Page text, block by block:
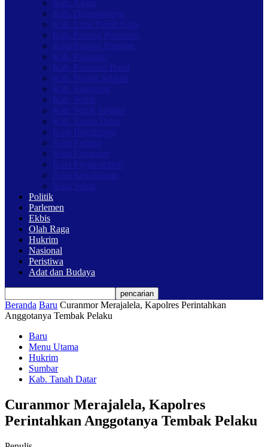
Kab. Agam
Kab. Dharmasraya
Kab. Lima Puluh Kota
Kab. Padang Pariaman
Kota Padang Panjang
Kab. Pasaman
Kab. Pasaman Barat
Kab. Pesisir Selatan
Kab. Sijunjung
Kab. Solok
Kab. Solok Selatan
Kab. Tanah Datar
Kota Bukittinggi
Kota Padang
Kota Pariaman
Kota Payakumbuh
Kota Sawahlunto
Kota Solok
Politik
Parlemen
Ekbis
Olah Raga
Hukrim
Nasional
Peristiwa
Adat dan Budaya
Beranda Baru Curanmor Merajalela, Kapolres Perintahkan
Anggotanya Tembak Pelaku
Baru
Menu Utama
Hukrim
Sumbar
Kab. Tanah Datar
Curanmor Merajalela, Kapolres
Perintahkan Anggotanya Tembak Pelaku